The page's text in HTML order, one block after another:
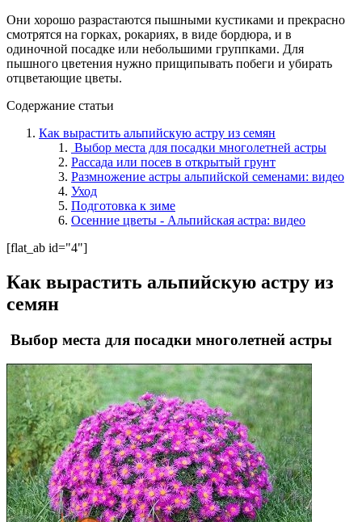
Они хорошо разрастаются пышными кустиками и прекрасно
смотрятся на горках, рокариях, в виде бордюра, и в
одиночной посадке или небольшими группками. Для
пышного цветения нужно прищипывать побеги и убирать
отцветающие цветы.
Содержание статьи
Как вырастить альпийскую астру из семян
Выбор места для посадки многолетней астры
Рассада или посев в открытый грунт
Размножение астры альпийской семенами: видео
Уход
Подготовка к зиме
Осенние цветы - Альпийская астра: видео
[flat_ab id="4"]
Как вырастить альпийскую астру из
семян
Выбор места для посадки многолетней астры